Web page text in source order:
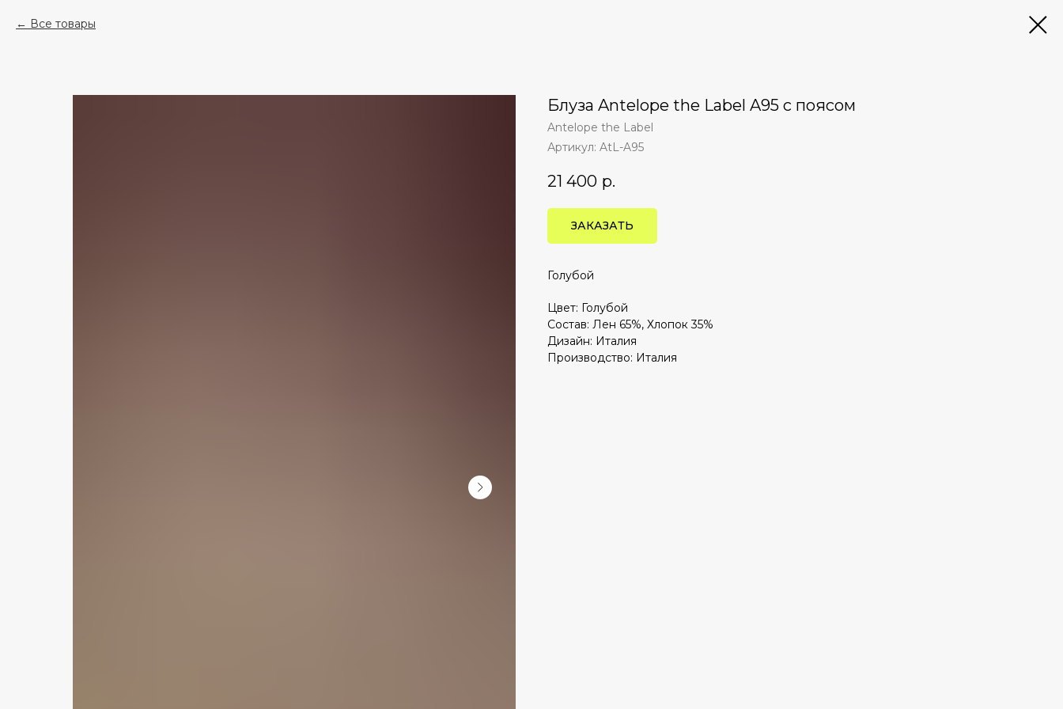
Все товары
Блуза Antelope the Label A95 с поясом
Antelope the Label
Артикул: AtL-A95
21 400 р.
ЗАКАЗАТЬ
Голубой
Цвет: Голубой
Состав: Лен 65%, Хлопок 35%
Дизайн: Италия
Производство: Италия